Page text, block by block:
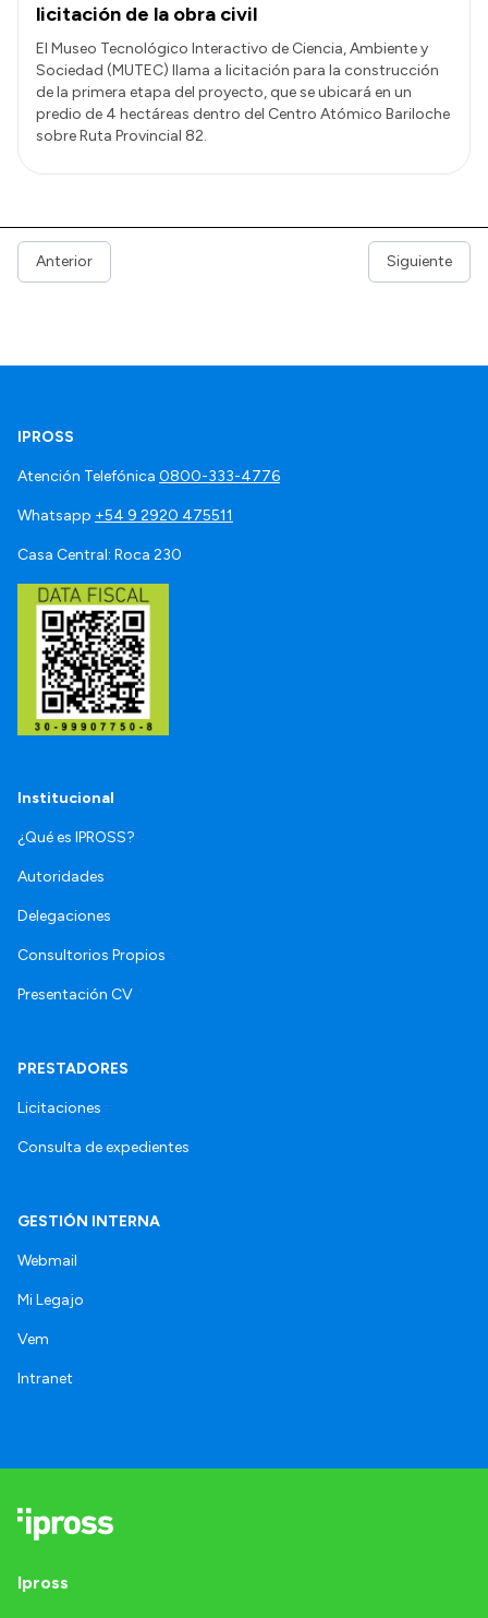
licitación de la obra civil
El Museo Tecnológico Interactivo de Ciencia, Ambiente y
Sociedad (MUTEC) llama a licitación para la construcción
de la primera etapa del proyecto, que se ubicará en un
predio de 4 hectáreas dentro del Centro Atómico Bariloche
sobre Ruta Provincial 82.
Anterior Siguiente
IPROSS
Atención Telefónica 0800-333-4776
Whatsapp +54 9 2920 475511
Casa Central: Roca 230
Institucional
¿Qué es IPROSS?
Autoridades
Delegaciones
Consultorios Propios
Presentación CV
PRESTADORES
Licitaciones
Consulta de expedientes
GESTIÓN INTERNA
Webmail
Mi Legajo
Vem
Intranet
Ipross